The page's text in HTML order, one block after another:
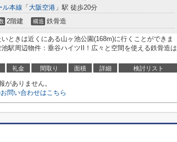
ル本線 「 大阪空港 」駅 徒歩20分
2階建 構造 鉄骨造
ときは近くにある山ヶ池公園(168m)に行くことができま
駅周辺物件：垂谷ハイツII！広々と空間を使える鉄骨造は
礼金 間取り 面積 詳細 検討リスト
がありません。
問い合わせはこちら